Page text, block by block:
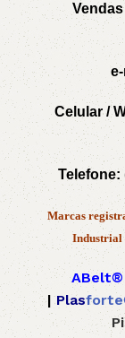
Celular /
Telefone:
Marcas
Industrial
ABelt®
|Plas